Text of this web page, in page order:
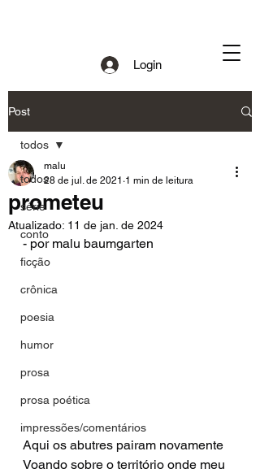
Login
Post
todos
série
conto
ficção
crônica
poesia
humor
prosa
prosa poética
impressões/comentários
todos
prometeu
malu
28 de jul. de 2021 1 min de leitura
Atualizado: 11 de jan. de 2024
- por malu baumgarten
Aqui os abutres pairam novamente
Voando sobre o território onde meu